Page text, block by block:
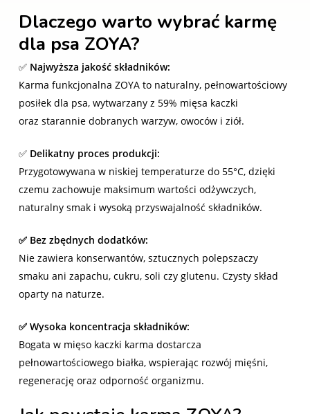
Dlaczego warto wybrać karmę
dla psa ZOYA?
✅ Najwyższa jakość składników:
Karma funkcjonalna ZOYA to naturalny, pełnowartościowy
posiłek dla psa, wytwarzany z 59% mięsa kaczki
oraz starannie dobranych warzyw, owoców i ziół.
✅ Delikatny proces produkcji:
Przygotowywana w niskiej temperaturze do 55°C, dzięki
czemu zachowuje maksimum wartości odżywczych,
naturalny smak i wysoką przyswajalność składników.
✅ Bez zbędnych dodatków:
Nie zawiera konserwantów, sztucznych polepszaczy
smaku ani zapachu, cukru, soli czy glutenu. Czysty skład
oparty na naturze.
✅ Wysoka koncentracja składników:
Bogata w mięso kaczki karma dostarcza
pełnowartościowego białka, wspierając rozwój mięśni,
regenerację oraz odporność organizmu.